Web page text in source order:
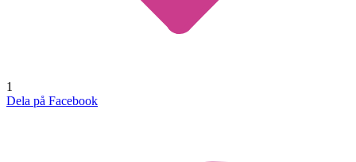
1
Dela på Facebook